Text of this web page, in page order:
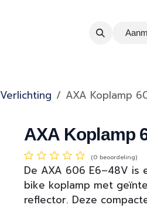
Verlichting AXA Koplamp
AXA Koplamp
(0 beoordeling)
De AXA 606 E6–48V is
bike koplamp met
reflector. Deze